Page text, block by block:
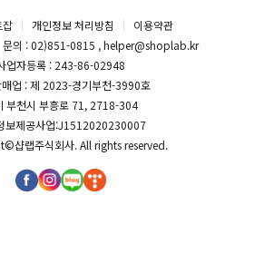
개인정보 처리방침
이용약관
문의 : 02)851-0815 , helper@shoplab.kr
업자등록 : 243-86-02948
업 : 제 2023-경기부천-3990호
부천시 부흥로 71, 2718-304
보제공사업:J1512020230007
샵랩주식회사. All rights reserved.